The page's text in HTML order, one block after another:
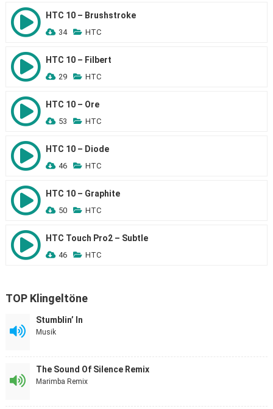
HTC 10 – Brushstroke
34 HTC
HTC 10 – Filbert
29 HTC
HTC 10 – Ore
53 HTC
HTC 10 – Diode
46 HTC
HTC 10 – Graphite
50 HTC
HTC Touch Pro2 – Subtle
46 HTC
TOP Klingeltöne
Stumblin’ In
Musik
The Sound Of Silence Remix
Marimba Remix